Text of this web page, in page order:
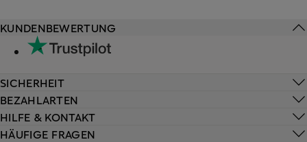
HILFE & KONTAKT
HÄUFIGE FRAGEN
KUNDENBEWERTUNG
SICHERHEIT
BEZAHLARTEN